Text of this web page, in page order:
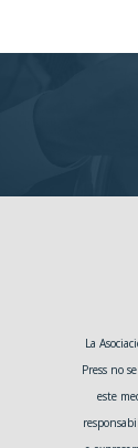
La
Press no
este